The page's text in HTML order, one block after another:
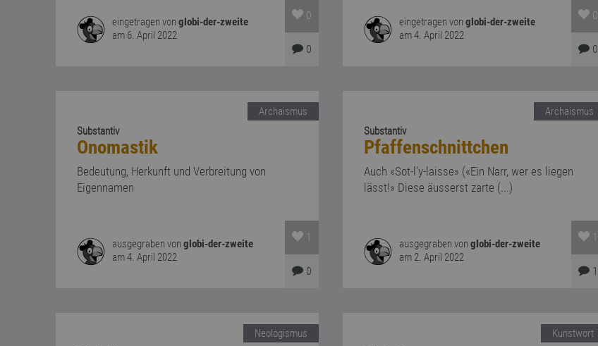
eingetragen von globi-der-zweite
am 6. April 2022
0
0
eingetragen von globi-der-zweite
am 4. April 2022
0
0
Archaismus
Substantiv
Onomastik
Bedeutung, Herkunft und Verbreitung von
Eigennamen
ausgegraben von globi-der-zweite
am 4. April 2022
1
0
Archaismus
Substantiv
Pfaffenschnittchen
Auch «Sot-l’y-laisse» («Ein Narr, wer es liegen
lässt!» Diese äusserst zarte (...)
ausgegraben von globi-der-zweite
am 2. April 2022
1
1
Neologismus
Kunstwort